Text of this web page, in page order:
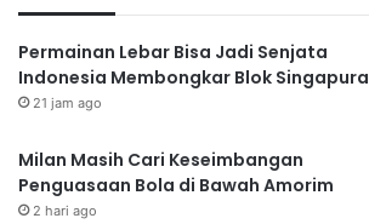
Permainan Lebar Bisa Jadi Senjata
Indonesia Membongkar Blok Singapura
21 jam ago
Milan Masih Cari Keseimbangan
Penguasaan Bola di Bawah Amorim
2 hari ago